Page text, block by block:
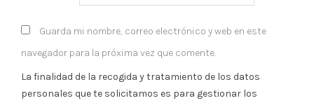
Guarda mi nombre, correo electrónico y web en este
navegador para la próxima vez que comente.
La finalidad de la recogida y tratamiento de los datos
personales que te solicitamos es para gestionar los